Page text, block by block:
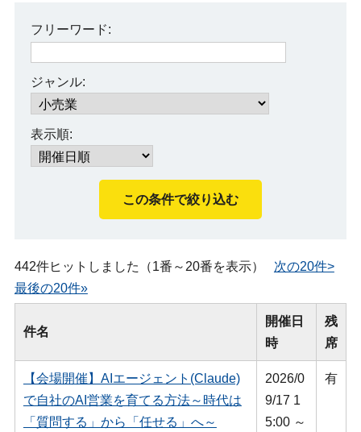
フリーワード:
ジャンル:
表示順:
442件ヒットしました（1番～20番を表示）
次の20件>
最後の20件»
件名
開催日
時
残
席
【会場開催】AIエージェント(Claude)
で自社のAI営業を育てる方法～時代は
「質問する」から「任せる」へ～
2026/0
9/17 1
5:00 ～
有